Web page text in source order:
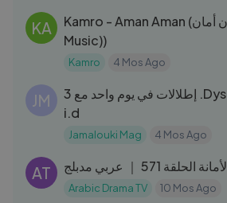
KA
Kamro - Aman Aman (أمان أمان Arabic
Music))
Kamro 4 Mos Ago
JM
3 إطلالات في يوم واحد مع .Dyson Airwrap
i.d
Jamalouki Mag 4 Mos Ago
AT لأمانة الحلقة 571 ｜ عربي مدبلج
Arabic Drama TV 10 Mos Ago